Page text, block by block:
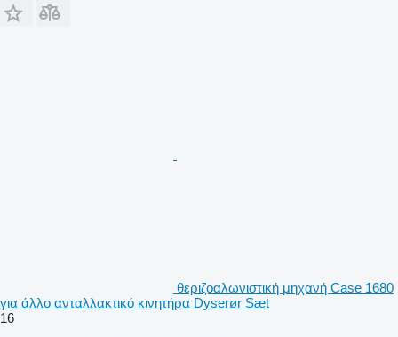
θεριζοαλωνιστική μηχανή Case 1680
για άλλο ανταλλακτικό κινητήρα Dyserør Sæt
16